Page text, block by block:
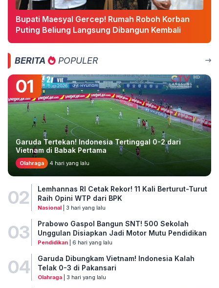
Bupati Maesyal Gercep! Rumah Roboh Korban
Puting Beliung Langsung Dibangun Kembali
BERITA POPULER
01
Garuda Tertekan! Indonesia Tertinggal 0-2 dari
Vietnam di Babak Pertama
Olahraga 4 hari yang lalu
02
Lemhannas RI Cetak Rekor! 11 Kali Berturut-Turut
Raih Opini WTP dari BPK
Nasional| 3 hari yang lalu
03
Prabowo Gaspol Bangun SNT! 500 Sekolah
Unggulan Disiapkan Jadi Motor Mutu Pendidikan
Pendidikan| 6 hari yang lalu
04
Garuda Dibungkam Vietnam! Indonesia Kalah
Telak 0-3 di Pakansari
Olahraga| 3 hari yang lalu